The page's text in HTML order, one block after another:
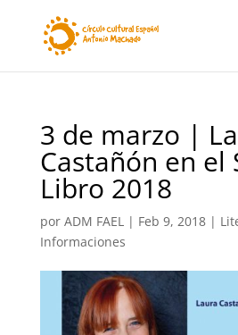
3 de marzo |
Castañón en el
Libro 2018
por ADM FAEL| Feb 9, 2018|
Informaciones